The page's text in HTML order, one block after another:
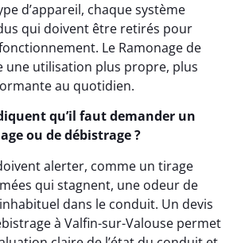
d’appareil, chaque système
qui doivent être retirés pour
Le Ramonage de
une utilisation plus propre, plus
au quotidien.
qu’il faut demander un
ou de débistrage ?
alerter, comme un tirage
qui stagnent, une odeur de
dans le conduit. Un devis
à Valfin-sur-Valouse permet